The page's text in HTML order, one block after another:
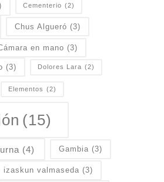
Cementerio (2)
Chus Algueró (3)
en mano (3)
(3) Dolores Lara (2)
Elementos (2)
(15)
(4) Gambia (3)
izaskun valmaseda (3)